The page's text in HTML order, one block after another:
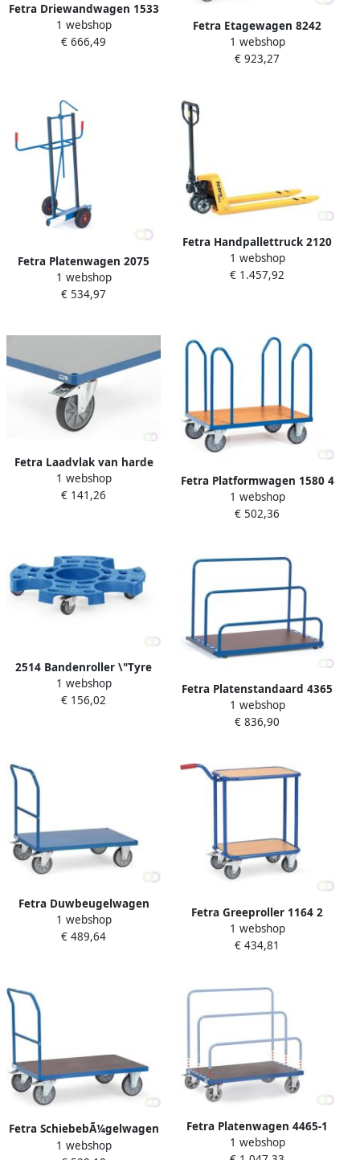
Fetra Driewandwagen 1533
Laadvlak 1.200 x 800 mm
1 webshop
€ 666,49
Fetra Etagewagen 8242
Laadvlak 1.000 x 700 mm
1 webshop
€ 923,27
Fetra Platenwagen 2075
Massief rubber wielen 250 x
60 mm
1 webshop
€ 534,97
Fetra Handpallettruck 2120
2 ton Vorklengte 1.150 mm
1 webshop
€ 1.457,92
Fetra Laadvlak van harde
PVC plaat voor MultiVario
Meerprijs 850 x 500 mm
1 webshop
€ 141,26
Fetra Platformwagen 1580 4
zijbeugels Laadvlak 850 x
500 mm
1 webshop
€ 502,36
2514 Bandenroller \"Tyre
Trolley\" 4546 Diameter 630
mm
1 webshop
€ 156,02
Fetra Platenstandaard 4365
zonder insteekbeugels
Laadvlak 1.600 x 800 mm
1 webshop
€ 836,90
Fetra Duwbeugelwagen
2501 staalplaat
gelijkliggend Laadvlak
1 webshop
€ 489,64
Fetra Greeproller 1164 2
Laadvlakken 600 x 450 mm
1 webshop
€ 434,81
Fetra SchiebebÃ¼gelwagen
25001400 LadeflÃ¤che 850 x
1 webshop
Fetra Platenwagen 4465-1
zonder beugels Laadvlak
1 webshop